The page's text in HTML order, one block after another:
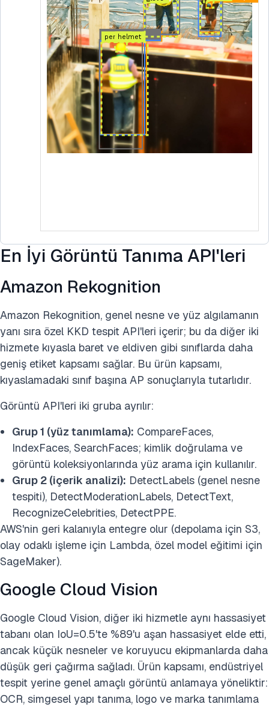
En İyi Görüntü Tanıma API'leri
Amazon Rekognition
Amazon Rekognition, genel nesne ve yüz algılamanın
yanı sıra özel KKD tespit API'leri içerir; bu da diğer iki
hizmete kıyasla baret ve eldiven gibi sınıflarda daha
geniş etiket kapsamı sağlar. Bu ürün kapsamı,
kıyaslamadaki sınıf başına AP sonuçlarıyla tutarlıdır.
Görüntü API'leri iki gruba ayrılır:
Grup 1 (yüz tanımlama): CompareFaces,
IndexFaces, SearchFaces; kimlik doğrulama ve
görüntü koleksiyonlarında yüz arama için kullanılır.
Grup 2 (içerik analizi): DetectLabels (genel nesne
tespiti), DetectModerationLabels, DetectText,
RecognizeCelebrities, DetectPPE.
AWS'nin geri kalanıyla entegre olur (depolama için S3,
olay odaklı işleme için Lambda, özel model eğitimi için
SageMaker).
Google Cloud Vision
Google Cloud Vision, diğer iki hizmetle aynı hassasiyet
tabanı olan IoU=0.5'te %89'u aşan hassasiyet elde etti,
ancak küçük nesneler ve koruyucu ekipmanlarda daha
düşük geri çağırma sağladı. Ürün kapsamı, endüstriyel
tespit yerine genel amaçlı görüntü anlamaya yöneliktir:
OCR, simgesel yapı tanıma, logo ve marka tanımlama